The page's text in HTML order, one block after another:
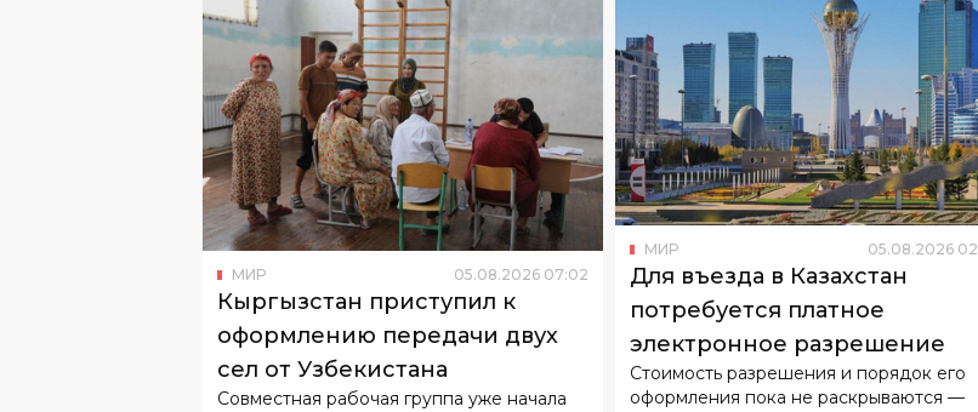
МИР 05.08.2026 07:02
Кыргызстан приступил к
оформлению передачи двух
сел от Узбекистана
Совместная рабочая группа уже начала
МИР 05.08.2026 02
Для въезда в Казахстан
потребуется платное
электронное разрешение
Стоимость разрешения и порядок его
оформления пока не раскрываются —